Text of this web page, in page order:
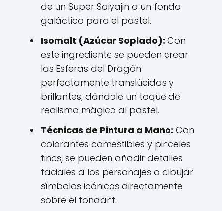
de un Super Saiyajin o un fondo
galáctico para el pastel.
Isomalt (Azúcar Soplado): Con
este ingrediente se pueden crear
las Esferas del Dragón
perfectamente translúcidas y
brillantes, dándole un toque de
realismo mágico al pastel.
Técnicas de Pintura a Mano: Con
colorantes comestibles y pinceles
finos, se pueden añadir detalles
faciales a los personajes o dibujar
símbolos icónicos directamente
sobre el fondant.